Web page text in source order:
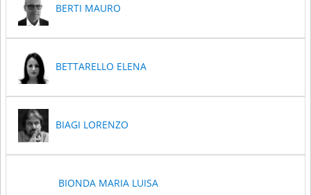
BERTI MAURO
BETTARELLO ELENA
BIAGI LORENZO
BIONDA MARIA LUISA